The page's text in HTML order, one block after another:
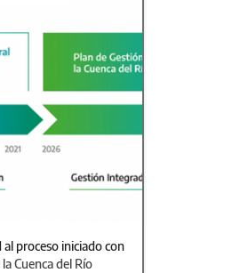
proceso iniciado con
Cuenca del Río